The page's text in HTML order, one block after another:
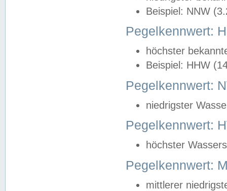
Beispiel: NNW
Pegelkennwert:
höchster
Beispiel: HHW
Pegelkennwert:
niedrigster
Pegelkennwert:
höchster
Pegelkennwert:
mittlerer